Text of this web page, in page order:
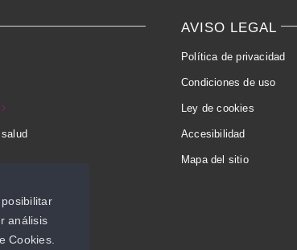
AVISO LEGAL
Política de privacidad
Condiciones de uso
Ley de cookies
Accesibilidad
Mapa del sitio
análisis
Cookies.